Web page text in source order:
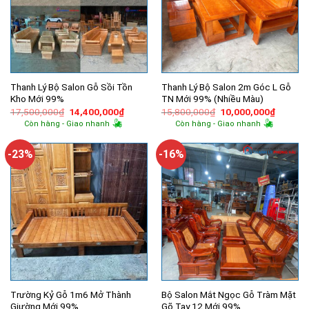
Thanh Lý Bộ Salon Gỗ Sồi Tồn
Kho Mới 99%
17,500,000₫ Giá
gốc
là:
14,400,000₫Giá
hiện
14,400,000₫.
Còn hàng - Giao nhanh
Thanh Lý Bộ Salon 2m Góc L Gỗ
TN Mới 99% (Nhiều Màu)
15,800,000₫ Giá
gốc
là:
10,000,000₫Giá
hiện
Còn hàng - Giao nhanh
-23%
Trường Kỷ Gỗ 1m6 Mở Thành
Giường Mới 99%
-16%
Bộ Salon Mắt Ngọc Gỗ Tràm Mặt
Gõ Tay 12 Mới 99%